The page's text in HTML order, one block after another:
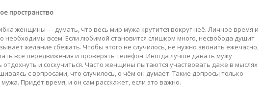
пространство
женщины — думать, что весь мир мужа крутится вокруг неё. Личное время и
необходимы всем. Если любимой становится слишком много, несвобода душит
желание сбежать. Чтобы этого не случилось, не нужно звонить ежечасно,
все передвижения и проверять телефон. Иногда лучше давать мужу
отдохнуть и соскучиться. Часто женщины пытаются участвовать даже в мыслях
с вопросами, что случилось, о чём он думает. Такие допросы только
Придёт время, и он сам расскажет, если это важно.